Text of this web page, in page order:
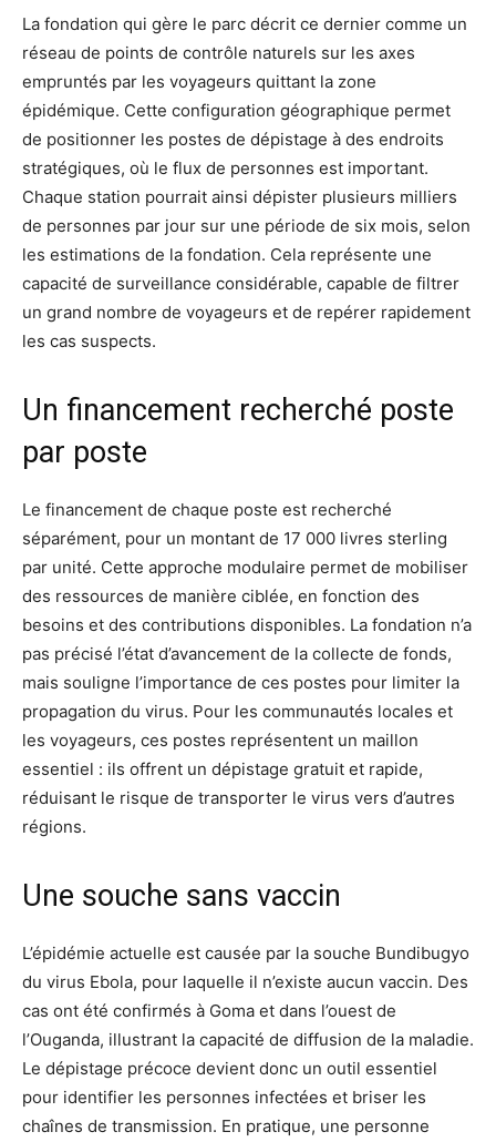
La fondation qui gère le parc décrit ce dernier comme un
réseau de points de contrôle naturels sur les axes
empruntés par les voyageurs quittant la zone
épidémique. Cette configuration géographique permet
de positionner les postes de dépistage à des endroits
stratégiques, où le flux de personnes est important.
Chaque station pourrait ainsi dépister plusieurs milliers
de personnes par jour sur une période de six mois, selon
les estimations de la fondation. Cela représente une
capacité de surveillance considérable, capable de filtrer
un grand nombre de voyageurs et de repérer rapidement
les cas suspects.
Un financement recherché poste
par poste
Le financement de chaque poste est recherché
séparément, pour un montant de 17 000 livres sterling
par unité. Cette approche modulaire permet de mobiliser
des ressources de manière ciblée, en fonction des
besoins et des contributions disponibles. La fondation n’a
pas précisé l’état d’avancement de la collecte de fonds,
mais souligne l’importance de ces postes pour limiter la
propagation du virus. Pour les communautés locales et
les voyageurs, ces postes représentent un maillon
essentiel : ils offrent un dépistage gratuit et rapide,
réduisant le risque de transporter le virus vers d’autres
régions.
Une souche sans vaccin
L’épidémie actuelle est causée par la souche Bundibugyo
du virus Ebola, pour laquelle il n’existe aucun vaccin. Des
cas ont été confirmés à Goma et dans l’ouest de
l’Ouganda, illustrant la capacité de diffusion de la maladie.
Le dépistage précoce devient donc un outil essentiel
pour identifier les personnes infectées et briser les
chaînes de transmission. En pratique, une personne